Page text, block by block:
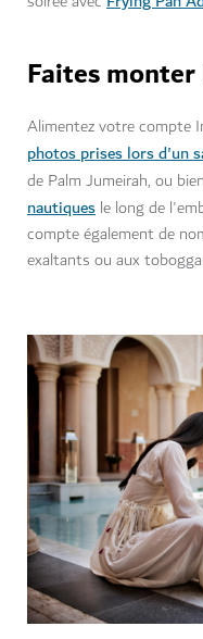
Faites
Alimentez votre compte
photos prises lors d'un
de Palm Jumeirah, ou
nautiques le long de
compte également de
exaltants ou aux